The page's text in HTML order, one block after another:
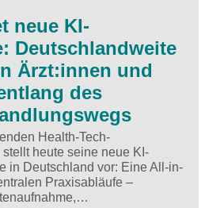
neue KI-
Deutschlandweite
Ärzt:innen und
des
Health-Tech-
heute seine neue KI-
in Deutschland vor: Eine All-in-
Praxisabläufe –